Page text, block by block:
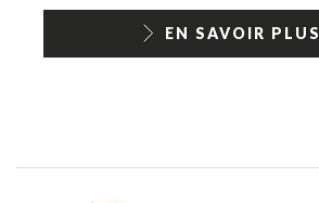
EN SAVOIR PLUS